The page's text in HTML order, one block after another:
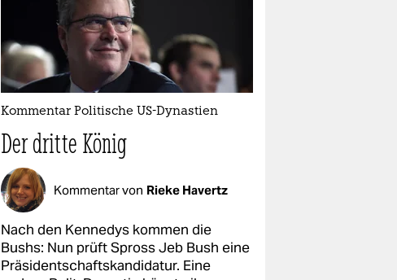
Kommentar Politische US-Dynastien
Der dritte König
Kommentar von Rieke Havertz
Nach den Kennedys kommen die
Bushs: Nun prüft Spross Jeb Bush eine
Präsidentschaftskandidatur. Eine